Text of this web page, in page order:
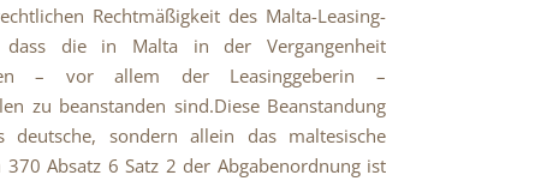
Rechtmäßigkeit des Malta-Leasing-
die in Malta in der Vergangenheit
– vor allem der Leasinggeberin –
zu beanstanden sind.Diese Beanstandung
sondern allein das maltesische
Absatz 6 Satz 2 der Abgabenordnung ist